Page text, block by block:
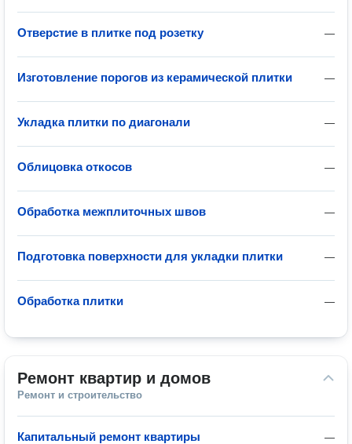
—
Отверстие в плитке под розетку
—
Изготовление порогов из керамической плитки
—
Укладка плитки по диагонали
—
Облицовка откосов
—
Обработка межплиточных швов
—
Подготовка поверхности для укладки плитки
—
Обработка плитки
Ремонт квартир и домов
Ремонт и строительство
—
Капитальный ремонт квартиры